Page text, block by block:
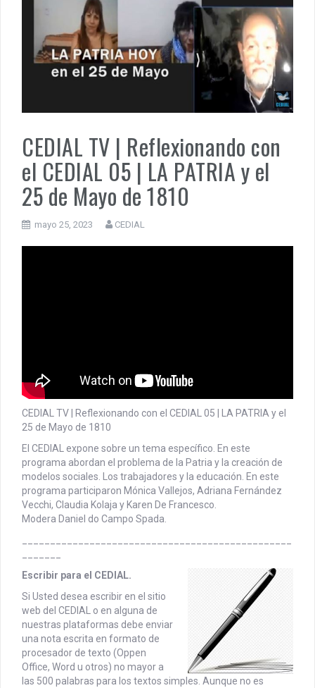
LA HISTORIA ES NUESTRA – Mundo | Cuando España tuvo
la Argentina le dio de comer.
PENSAR UNA SEÑAL | La necesidad de tener una alegría: la
politización del partido
PENSAR UNA SEÑAL | El partido que se juega en lo nacional
CEDIAL TV | Reflexionando con
el CEDIAL 05 | LA PATRIA y el
25 de Mayo de 1810
mayo 25, 2023 CEDIAL
CEDIAL TV | Reflexionando con el CEDIAL 05 | LA PATRIA y el
25 de Mayo de 1810
El CEDIAL expone sobre un tema específico. En este
programa abordan el problema de la Patria y la creación de
modelos sociales. Los trabajadores y la educación. En este
programa participaron Mónica Vallejos, Adriana Fernández
Vecchi, Claudia Kolaja y Karen De Francesco.
Modera Daniel do Campo Spada.
Escribir para el CEDIAL.
Si Usted desea escribir en el sitio
web del CEDIAL o en alguna de
nuestras plataformas debe enviar
una nota escrita en formato de
procesador de texto (Oppen
Office, Word u otros) no mayor a
las 500 palabras para los textos simples. Aunque no es